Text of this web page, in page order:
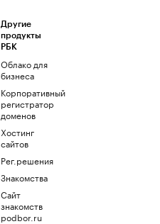
Другие
продукты
РБК
Облако для
бизнеса
Корпоративный
регистратор
доменов
Хостинг
сайтов
Рег.решения
Знакомства
Сайт
знакомств
podbor.ru